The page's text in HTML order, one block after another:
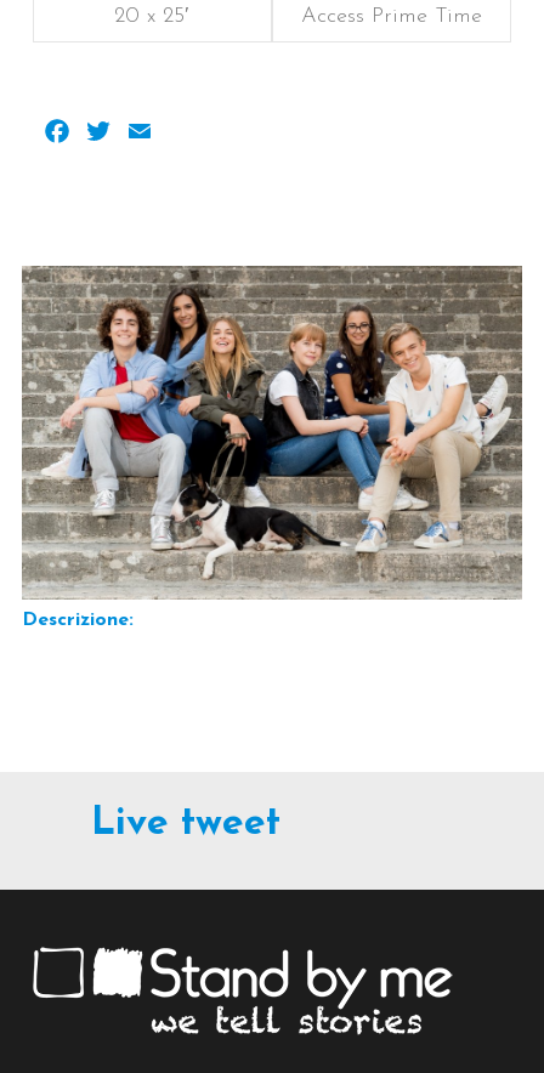
20 x 25′ Access Prime Time
Facebook
Twitter
Descrizione:
Live tweet